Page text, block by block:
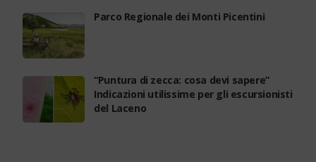
Parco Regionale dei Monti Picentini
“Puntura di zecca: cosa devi sapere”
Indicazioni utilissime per gli escursionisti
del Laceno